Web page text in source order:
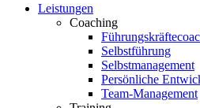
Leistungen
Coaching
Selbstführung
Selbstmanagement
Persönliche
Team-Management